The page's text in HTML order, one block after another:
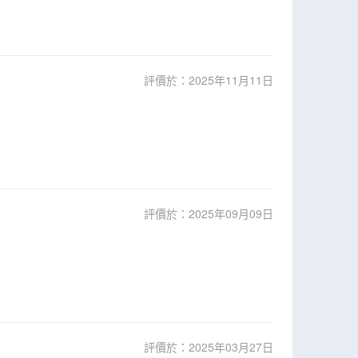
評價於：2025年11月11日
評價於：2025年09月09日
評價於：2025年03月27日